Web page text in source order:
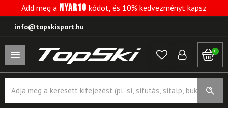
Add meg a NYAR10 kódot, és 10% kedvezményt kapsz
info@topskisport.hu
0
search